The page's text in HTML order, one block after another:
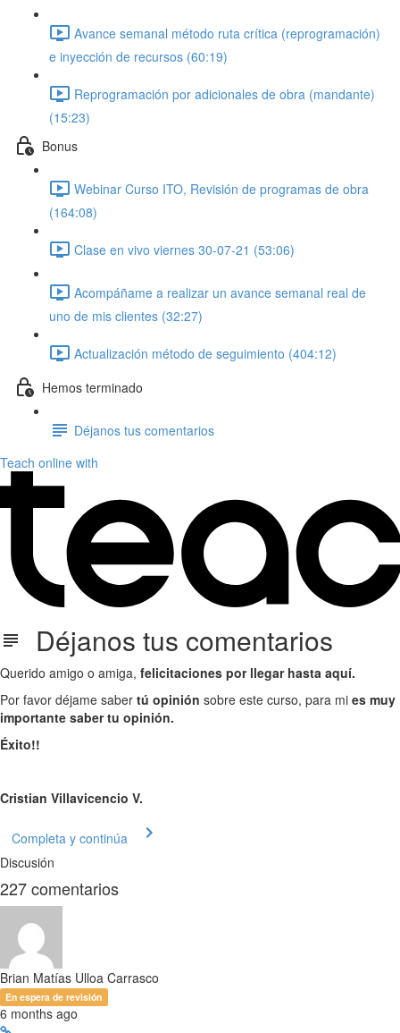
Avance semanal método ruta crítica (reprogramación)
e inyección de recursos (60:19)
Reprogramación por adicionales de obra (mandante)
(15:23)
Bonus
Webinar Curso ITO, Revisión de programas de obra
(164:08)
Clase en vivo viernes 30-07-21 (53:06)
Acompáñame a realizar un avance semanal real de
uno de mis clientes (32:27)
Actualización método de seguimiento (404:12)
Hemos terminado
Déjanos tus comentarios
Teach online with
Déjanos tus comentarios
Querido amigo o amiga, felicitaciones por llegar hasta aquí.
Por favor déjame saber tú opinión sobre este curso, para mi es muy
importante saber tu opinión.
Éxito!!
Cristian Villavicencio V.
Completa y continúa
Discusión
227comentarios
Brian Matías Ulloa Carrasco
En espera de revisión
6 months ago